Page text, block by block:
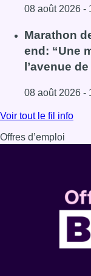
08 août 2026 -
Lire l'article Au
Marathon
end: “Une
l’avenue
08 août 2026 -
Lire l'article
Voir tout le fil info
Offres d’emploi